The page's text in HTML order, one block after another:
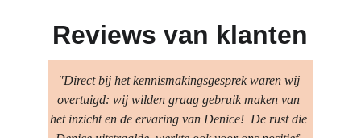
Reviews van klanten
"Direct bij het kennismakingsgesprek waren wij
overtuigd: wij wilden graag gebruik maken van
het inzicht en de ervaring van Denice!  De rust die